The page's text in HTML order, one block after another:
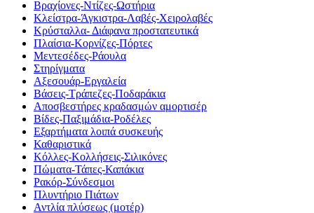
Βραχίονες-Ντίζες-Ωστήρια
Κλείστρα-Άγκιστρα-Λαβές-Χειρολαβές
Κρύσταλλα- Διάφανα προστατευτικά
Πλαίσια-Κορνίζες-Πόρτες
Μεντεσέδες-Ράουλα
Στηρίγματα
Αξεσουάρ-Εργαλεία
Βάσεις-Τράπεζες-Ποδαράκια
Αποσβεστήρες κραδασμών αμορτισέρ
Βίδες-Παξιμάδια-Ροδέλες
Εξαρτήματα λοιπά συσκευής
Καθαριστικά
Κόλλες-Κολλήσεις-Σιλικόνες
Πώματα-Τάπες-Καπάκια
Ρακόρ-Σύνδεσμοι
Πλυντήριο Πιάτων
Αντλία πλύσεως (μοτέρ)